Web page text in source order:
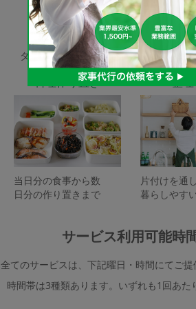
家事代行サービスの
タスカジで依頼できるサービスは下記と
料理作り置き
当日分の食事から数
日分の作り置きまで
整理
片付けを通
暮らしやす
サービス利用可能時
全てのサービスは、下記曜日・時間にてご提
時間帯は3種類あります。いずれも1回あた